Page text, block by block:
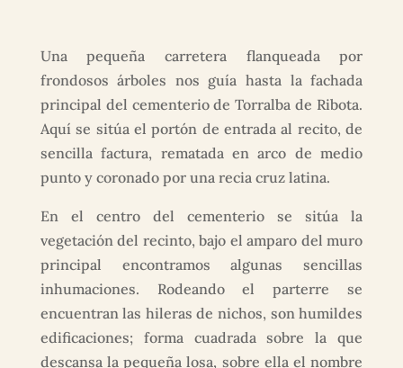
Una pequeña carretera flanqueada por
frondosos árboles nos guía hasta la fachada
principal del cementerio de Torralba de Ribota.
Aquí se sitúa el portón de entrada al recito, de
sencilla factura, rematada en arco de medio
punto y coronado por una recia cruz latina.
En el centro del cementerio se sitúa la
vegetación del recinto, bajo el amparo del muro
principal encontramos algunas sencillas
inhumaciones. Rodeando el parterre se
encuentran las hileras de nichos, son humildes
edificaciones; forma cuadrada sobre la que
descansa la pequeña losa, sobre ella el nombre